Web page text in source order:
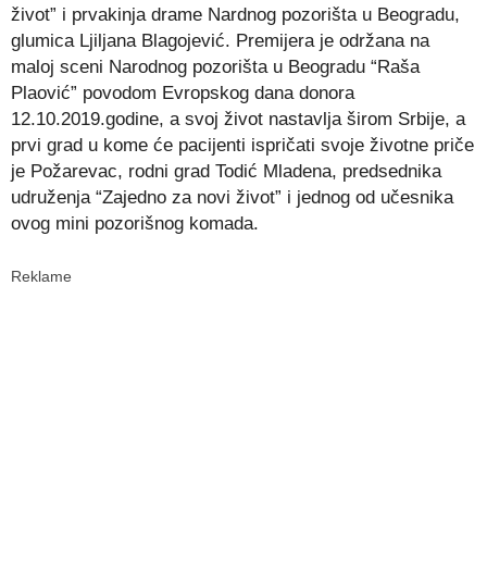
život” i prvakinja drame Nardnog pozorišta u Beogradu,
glumica Ljiljana Blagojević. Premijera je održana na
maloj sceni Narodnog pozorišta u Beogradu “Raša
Plaović” povodom Evropskog dana donora
12.10.2019.godine, a svoj život nastavlja širom Srbije, a
prvi grad u kome će pacijenti ispričati svoje životne priče
je Požarevac, rodni grad Todić Mladena, predsednika
udruženja “Zajedno za novi život” i jednog od učesnika
ovog mini pozorišnog komada.
Reklame